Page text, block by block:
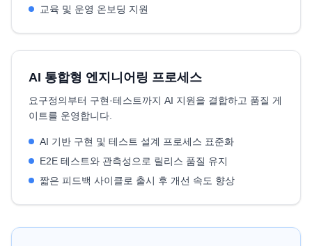
교육 및 운영 온보딩 지원
AI 통합형 엔지니어링 프로세스
요구정의부터 구현·테스트까지 AI 지원을 결합하고 품질 게
이트를 운영합니다.
AI 기반 구현 및 테스트 설계 프로세스 표준화
E2E 테스트와 관측성으로 릴리스 품질 유지
짧은 피드백 사이클로 출시 후 개선 속도 향상